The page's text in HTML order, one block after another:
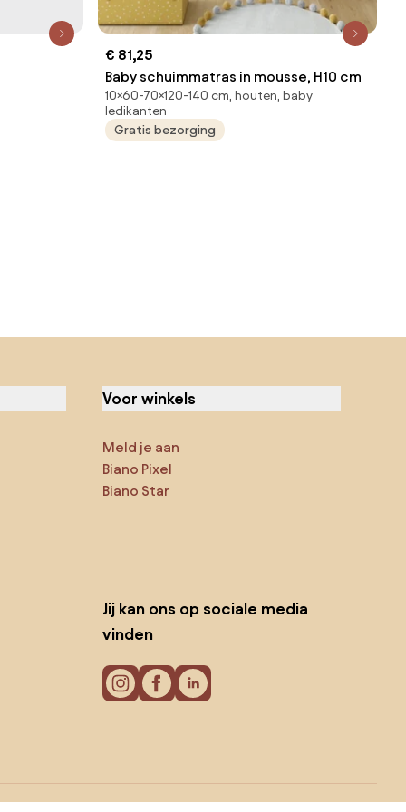
€ 81,25
Baby schuimmatras in mousse, H10 cm
10×60-70×120-140 cm, houten, baby
ledikanten
Gratis bezorging
Voor winkels
Meld je aan
Biano Pixel
Biano Star
Jij kan ons op sociale media
vinden